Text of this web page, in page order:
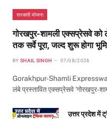
सरकारी योजना
गोरखपुर-शामली एक्सप्रेसवे
तक सर्वे पूरा, जल्द शुरू होगा
BY SHAIL SINGH 07/08/2026
Gorakhpur-Shamli
लंबे प्रस्तावित एक्सप्रेसवे ‘गोरखपुर-
उत्तर प्रदेश में